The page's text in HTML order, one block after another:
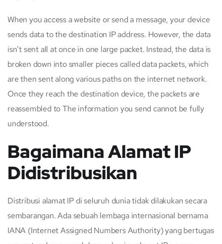
When you access a website or send a message, your device
sends data to the destination IP address. However, the data
isn’t sent all at once in one large packet. Instead, the data is
broken down into smaller pieces called data packets, which
are then sent along various paths on the internet network.
Once they reach the destination device, the packets are
reassembled to The information you send cannot be fully
understood.
Bagaimana Alamat IP
Didistribusikan
Distribusi alamat IP di seluruh dunia tidak dilakukan secara
sembarangan. Ada sebuah lembaga internasional bernama
IANA (Internet Assigned Numbers Authority) yang bertugas